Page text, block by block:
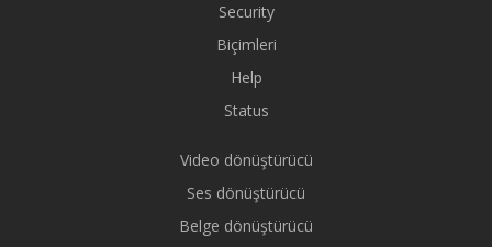
Security
Biçimleri
Help
Status
Video dönüştürücü
Ses dönüştürücü
Belge dönüştürücü